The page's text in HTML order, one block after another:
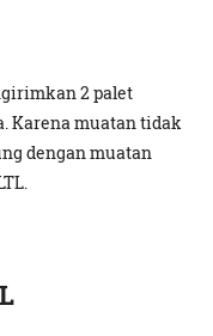
2 palet
Karena muatan tidak
dengan muatan